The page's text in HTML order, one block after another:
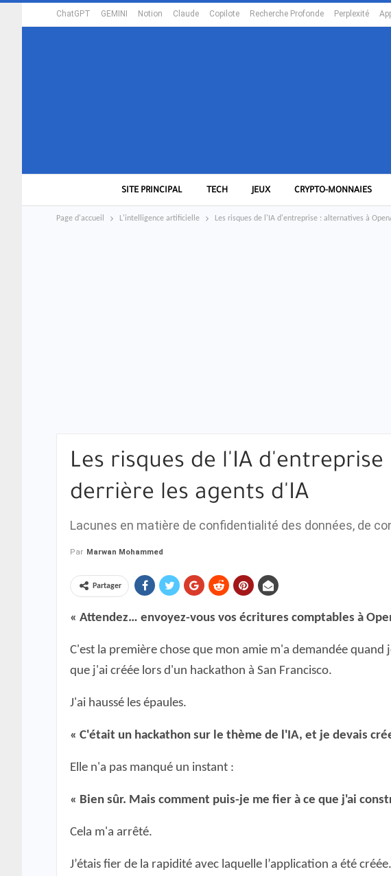
ChatGPT GEMINI Notion Claude Copilote Recherche Profonde Perplexité
SITE PRINCIPAL TECH JEUX CRYPTO-MONNAIES
Page d'accueil L'intelligence artificielle Les risques de l'IA d'entreprise : alternatives à
Les risques de l'IA
derrière les agents d'IA
Lacunes en matière de confidentialité des données, de
Par Marwan Mohammed
Partager
« Attendez… envoyez-vous vos écritures comptables à
C'est la première chose que mon amie m'a demandée quand
que j'ai créée lors d'un hackathon à San Francisco.
J'ai haussé les épaules.
« C'était un hackathon sur le thème de l'IA, et je devais
Elle n'a pas manqué un instant :
« Bien sûr. Mais comment puis-je me fier à ce que j'ai
Cela m'a arrêté.
J’étais fier de la rapidité avec laquelle l’application a été